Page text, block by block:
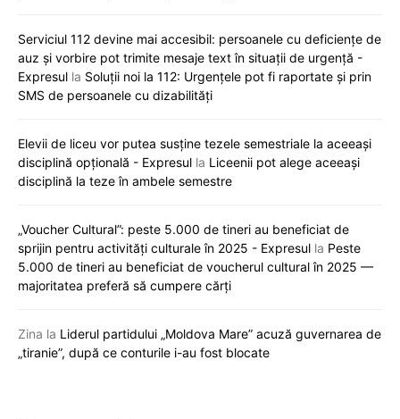
Serviciul 112 devine mai accesibil: persoanele cu deficiențe de
auz și vorbire pot trimite mesaje text în situații de urgență -
Expresul la Soluții noi la 112: Urgențele pot fi raportate și prin
SMS de persoanele cu dizabilități
Elevii de liceu vor putea susține tezele semestriale la aceeași
disciplină opțională - Expresul la Liceenii pot alege aceeași
disciplină la teze în ambele semestre
„Voucher Cultural”: peste 5.000 de tineri au beneficiat de
sprijin pentru activități culturale în 2025 - Expresul la Peste
5.000 de tineri au beneficiat de voucherul cultural în 2025 —
majoritatea preferă să cumpere cărți
Zina la Liderul partidului „Moldova Mare” acuză guvernarea de
„tiranie”, după ce conturile i-au fost blocate